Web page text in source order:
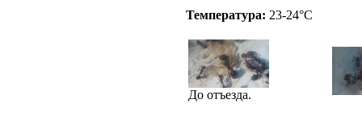
Температура: 23-24°C
До отъезда.